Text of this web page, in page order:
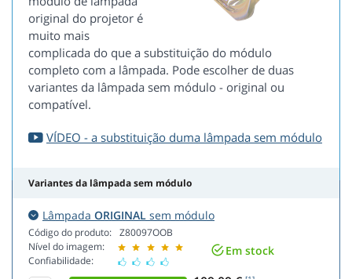
original do projetor é
muito mais
complicada do que a substituição do módulo
completo com a lâmpada. Pode escolher de duas
variantes da lâmpada sem módulo - original ou
compatível.
VÍDEO - a substituição duma lâmpada sem módulo
Variantes da lâmpada sem módulo
Lâmpada ORIGINAL sem módulo
Código do produto:
Nível do imagem:
Confiabilidade:
Z80097OOB
Em stock